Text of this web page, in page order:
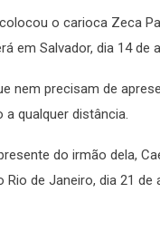
o carioca Zeca
em Salvador, dia 14
nem precisam de
qualquer distância.
do irmão dela,
de Janeiro, dia 21